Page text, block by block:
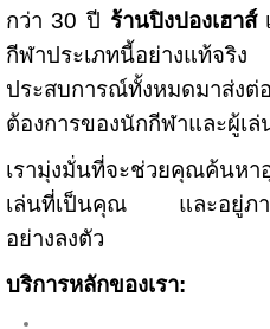
กว่า 30 ปี ร้านปิงปองเฮาส์
กีฬาประเภทนี้อย่างแ
ประสบการณ์ทั้งหมดมา
ต้องการของนักกีฬาและผู้เ
เรามุ่งมั่นที่จะช่วยคุณค้น
เล่นที่เป็นคุณ และอยู่ภา
อย่างลงตัว
บริการหลักของเรา: